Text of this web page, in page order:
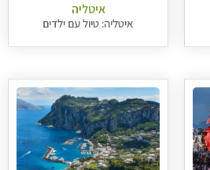
איטליה
איטליה: טיול עם ילדים